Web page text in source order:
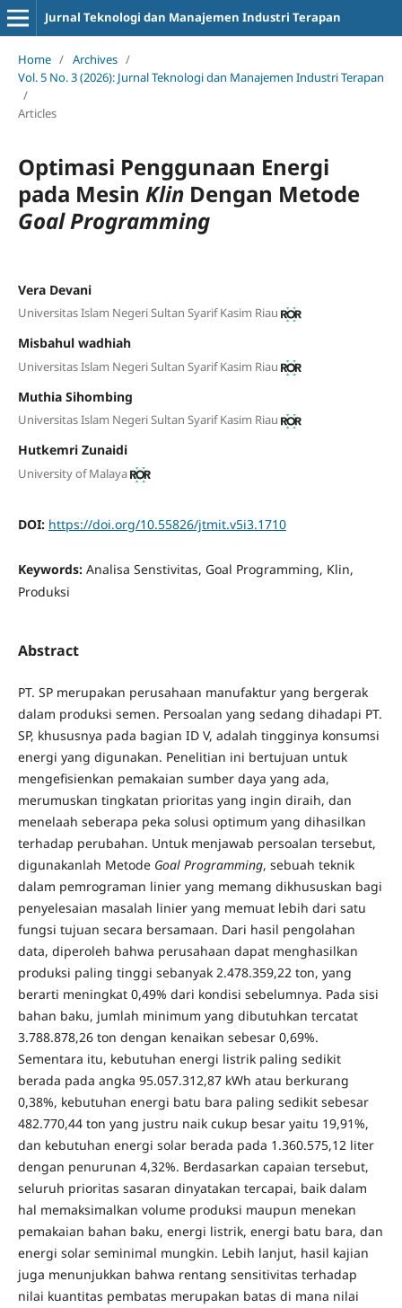
Jurnal Teknologi dan Manajemen Industri Terapan
Home / Archives /
Vol. 5 No. 3 (2026): Jurnal Teknologi dan Manajemen Industri Terapan
/
Articles
Optimasi Penggunaan Energi
pada Mesin Klin Dengan Metode
Goal Programming
Vera Devani
Universitas Islam Negeri Sultan Syarif Kasim Riau
Misbahul wadhiah
Universitas Islam Negeri Sultan Syarif Kasim Riau
Muthia Sihombing
Universitas Islam Negeri Sultan Syarif Kasim Riau
Hutkemri Zunaidi
University of Malaya
DOI: https://doi.org/10.55826/jtmit.v5i3.1710
Keywords: Analisa Senstivitas, Goal Programming, Klin,
Produksi
Abstract
PT. SP merupakan perusahaan manufaktur yang bergerak
dalam produksi semen. Persoalan yang sedang dihadapi PT.
SP, khususnya pada bagian ID V, adalah tingginya konsumsi
energi yang digunakan. Penelitian ini bertujuan untuk
mengefisienkan pemakaian sumber daya yang ada,
merumuskan tingkatan prioritas yang ingin diraih, dan
menelaah seberapa peka solusi optimum yang dihasilkan
terhadap perubahan. Untuk menjawab persoalan tersebut,
digunakanlah Metode Goal Programming, sebuah teknik
dalam pemrograman linier yang memang dikhususkan bagi
penyelesaian masalah linier yang memuat lebih dari satu
fungsi tujuan secara bersamaan. Dari hasil pengolahan
data, diperoleh bahwa perusahaan dapat menghasilkan
produksi paling tinggi sebanyak 2.478.359,22 ton, yang
berarti meningkat 0,49% dari kondisi sebelumnya. Pada sisi
bahan baku, jumlah minimum yang dibutuhkan tercatat
3.788.878,26 ton dengan kenaikan sebesar 0,69%.
Sementara itu, kebutuhan energi listrik paling sedikit
berada pada angka 95.057.312,87 kWh atau berkurang
0,38%, kebutuhan energi batu bara paling sedikit sebesar
482.770,44 ton yang justru naik cukup besar yaitu 19,91%,
dan kebutuhan energi solar berada pada 1.360.575,12 liter
dengan penurunan 4,32%. Berdasarkan capaian tersebut,
seluruh prioritas sasaran dinyatakan tercapai, baik dalam
hal memaksimalkan volume produksi maupun menekan
pemakaian bahan baku, energi listrik, energi batu bara, dan
energi solar seminimal mungkin. Lebih lanjut, hasil kajian
juga menunjukkan bahwa rentang sensitivitas terhadap
nilai kuantitas pembatas merupakan batas di mana nilai